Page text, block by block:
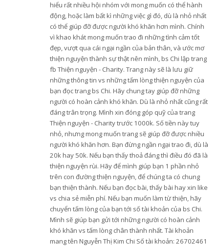
hiểu rất nhiều hội nhóm với mong muốn có thể hành
động, hoặc làm bất kì những việc gì đó, dù là nhỏ nhất
có thể giúp đỡ được người khó khăn hơn mình. Chính
vì khao khát mong muốn trao đi những tình cảm tốt
đẹp, vượt qua cái ngại ngần của bản thân, và ước mơ
thiện nguyện thành sự thật nên mình, bs Chi lập trang
fb Thiện nguyện - Charity. Trang này sẽ là lưu giữ
những thông tin vs những tấm lòng thiện nguyện của
bạn đọc trang bs Chi. Hãy chung tay giúp đỡ những
người có hoàn cảnh khó khăn. Dù là nhỏ nhất cũng rất
đáng trân trọng. Mình xin đóng góp quỹ của trang
Thiện nguyện - Charity trước 1000k. Số tiền này tuy
nhỏ, nhưng mong muốn trang sẽ giúp đỡ được nhiều
người khó khăn hơn. Bạn đừng ngần ngại trao đi, dù là
20k hay 50k. Nếu bạn thấy thoả đáng thì điều đó đã là
thiện nguyện rùi. Hãy để mình giúp bạn 1 phần nhỏ
trên con đường thiện nguyện, để chúng ta có chung
bạn thiện thành. Nếu bạn đọc bài, thấy bài hay xin like
vs chia sẻ miễn phí. Nếu bạn muốn làm từ thiện, hãy
chuyển tấm lòng của bạn tới số tài khoản của bs Chi.
Mình sẽ giúp bạn gửi tới những người có hoàn cảnh
khó khăn vs tấm lòng chân thành nhất. Tài khoản
mang tên Nguyễn Thị Kim Chi Số tài khoản: 26702461